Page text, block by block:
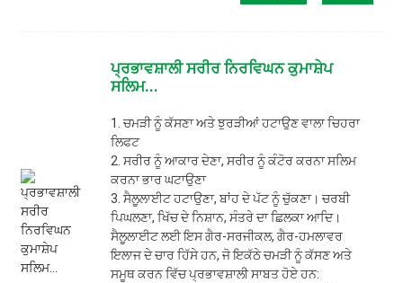
ਪ੍ਰਭਾਵਸ਼ਾਲੀ ਸਰੀਰ ਨਿਰਵਿਘਨ ਕੁਮਾਸ਼ੇਪ
ਸਲਿਮ...
1. ਚਮੜੀ ਨੂੰ ਕੱਸਣਾ ਅਤੇ ਝੁਰੜੀਆਂ ਹਟਾਉਣ ਵਾਲਾ ਚਿਹਰਾ
ਲਿਫਟ
2. ਸਰੀਰ ਨੂੰ ਆਕਾਰ ਦੇਣਾ, ਸਰੀਰ ਨੂੰ ਕੰਟੋਰ ਕਰਨਾ ਸਲਿਮ
ਕਰਨਾ ਭਾਰ ਘਟਾਉਣਾ
3. ਸੈਲੂਲਾਈਟ ਹਟਾਉਣਾ, ਬਾਂਹ ਦੇ ਪੱਟ ਨੂੰ ਚੁੱਕਣਾ। ਚਰਬੀ
ਪਿਘਲਣਾ, ਖਿੱਚ ਦੇ ਨਿਸ਼ਾਨ, ਸੰਤਰੇ ਦਾ ਛਿਲਕਾ ਆਦਿ।
ਸੈਲੂਲਾਈਟ ਲਈ ਇਸ ਗੈਰ-ਸਰਜੀਕਲ, ਗੈਰ-ਹਮਲਾਵਰ
ਇਲਾਜ ਦੇ ਚਾਰ ਹਿੱਸੇ ਹਨ, ਜੋ ਇਕੱਠੇ ਚਮੜੀ ਨੂੰ ਕੱਸਣ ਅਤੇ
ਸਮੂਥ ਕਰਨ ਵਿੱਚ ਪ੍ਰਭਾਵਸ਼ਾਲੀ ਸਾਬਤ ਹੋਏ ਹਨ: